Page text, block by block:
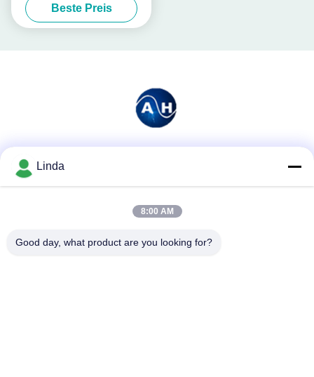
Aminosäure
Beste Preis
Linda
8:00 AM
Good day, what product are you looking for?